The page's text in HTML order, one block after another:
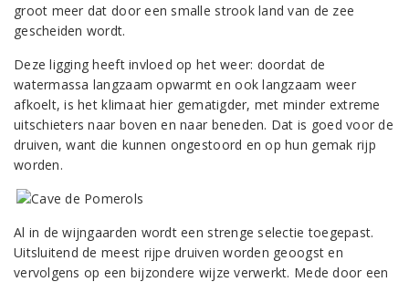
groot meer dat door een smalle strook land van de zee
gescheiden wordt.
Deze ligging heeft invloed op het weer: doordat de
watermassa langzaam opwarmt en ook langzaam weer
afkoelt, is het klimaat hier gematigder, met minder extreme
uitschieters naar boven en naar beneden. Dat is goed voor de
druiven, want die kunnen ongestoord en op hun gemak rijp
worden.
Al in de wijngaarden wordt een strenge selectie toegepast.
Uitsluitend de meest rijpe druiven worden geoogst en
vervolgens op een bijzondere wijze verwerkt. Mede door een